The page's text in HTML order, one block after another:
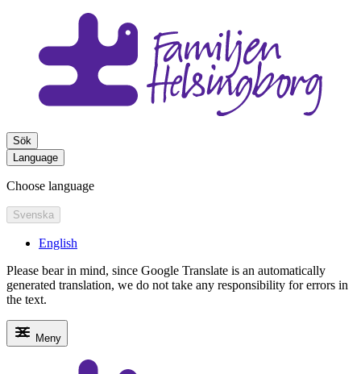
Sök
Language
Choose language
Svenska
English
Please bear in mind, since Google Translate is an automatically
generated translation, we do not take any responsibility for errors in
the text.
Meny